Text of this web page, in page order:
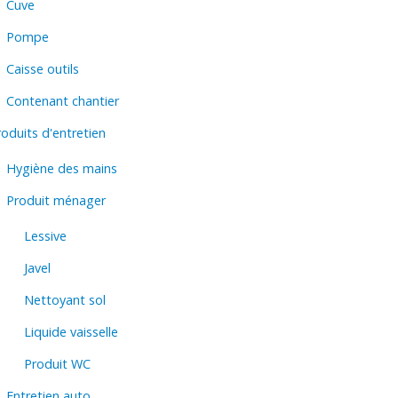
Cuve
Pompe
Caisse outils
Contenant chantier
d'entretien
Hygiène des mains
Produit ménager
Lessive
Javel
Nettoyant sol
Liquide vaisselle
Produit WC